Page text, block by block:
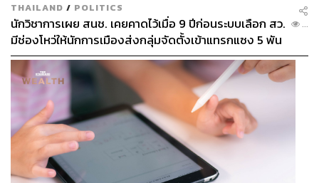
THAILAND / POLITICS
นักวิชาการเผย สนช. เคยคาดไว้เมื่อ 9 ปีก่อนระบบเลือก สว.
มีช่องโหว่ให้นักการเมืองส่งกลุ่มจัดตั้งเข้าแทรกแซง 5 พัน
ล้านยึดประเทศได้
...